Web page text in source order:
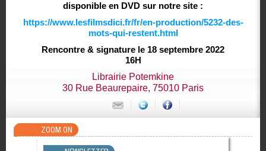
disponible en DVD sur notre site :
https://www.lesfilmsdici.fr/fr/en-production/5232-des-
mots-qui-restent.html
Rencontre & signature le 18 septembre 2022
16H
Librairie Potemkine
30 Rue Beaurepaire, 75010 Paris
ZOOM ON